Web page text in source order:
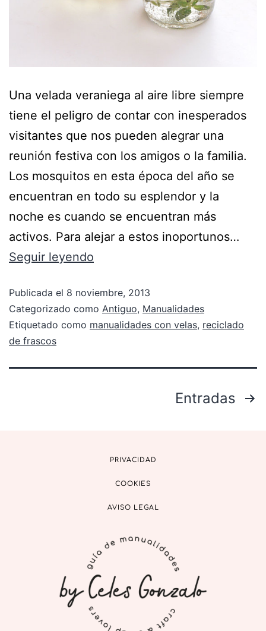
Una velada veraniega al aire libre siempre
tiene el peligro de contar con inesperados
visitantes que nos pueden alegrar una
reunión festiva con los amigos o la familia.
Los mosquitos en esta época del año se
encuentran en todo su esplendor y la
noche es cuando se encuentran más
activos. Para alejar a estos inoportunos…
Seguir leyendo
Publicada el 8 noviembre, 2013
Categorizado como Antiguo, Manualidades
Etiquetado como manualidades con velas, reciclado
de frascos
Entradas
PRIVACIDAD
COOKIES
AVISO LEGAL